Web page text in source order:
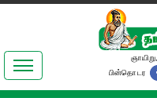
இலக்கியங்கள்
தமிழ் உலகம்
பின்தொடர